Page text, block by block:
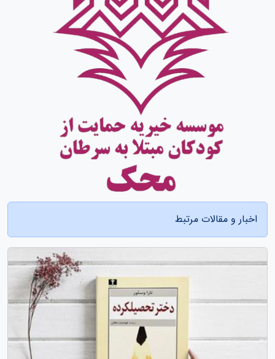
اخبار و مقالات مرتبط